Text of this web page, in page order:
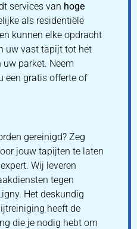
services van hoge
als residentiële
kunnen elke opdracht
uw vast tapijt tot het
parket. Neem
een gratis offerte of
gereinigd? Zeg
jouw tapijten te laten
Wij leveren
tegen
Het deskundig
heeft de
die je nodig hebt om